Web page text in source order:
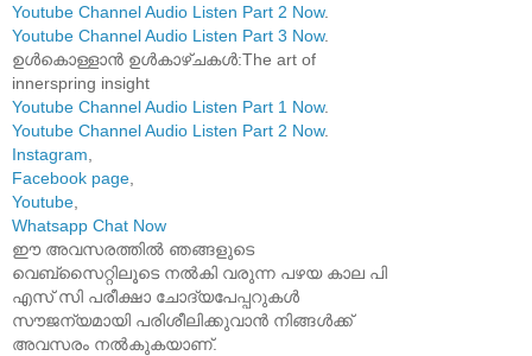
Youtube Channel Audio Listen Part 2 Now.
Youtube Channel Audio Listen Part 3 Now.
ഉൾകൊള്ളാൻ ഉൾകാഴ്ചകൾ:The art of
innerspring insight
Youtube Channel Audio Listen Part 1 Now.
Youtube Channel Audio Listen Part 2 Now.
Instagram,
Facebook page,
Youtube,
Whatsapp Chat Now
ഈ അവസരത്തിൽ ഞങ്ങളുടെ
വെബ്സൈറ്റിലൂടെ നൽകി വരുന്ന പഴയ കാല പി
എസ് സി പരീക്ഷാ ചോദ്യപേപ്പറുകൾ
സൗജന്യമായി പരിശീലിക്കുവാൻ നിങ്ങൾക്ക്
അവസരം നൽകുകയാണ്.